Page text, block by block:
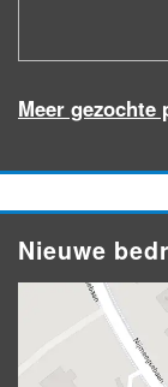
Meer gezochte
Nieuwe